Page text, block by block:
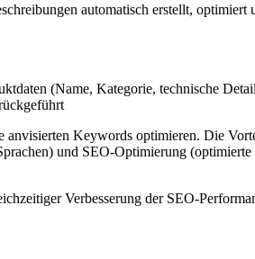
automatisch erstellt,
(Name, Kategorie, technische
Keywords optimieren. Die
und SEO-Optimierung
Verbesserung der SEO-